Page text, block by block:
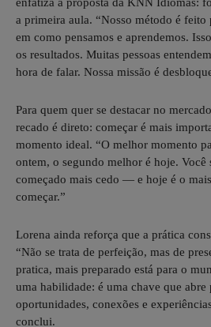
a primeira aula. “Nosso método é feito
em como pensamos e aprendemos.
os resultados. Muitas pessoas
hora de falar. Nossa missão é
Para quem quer se destacar no
recado é direto: começar é mais
momento ideal. “O melhor momento
ontem, o segundo melhor é hoje. Você
começado mais cedo — e hoje é o
começar.”
Lorena ainda reforça que a prática
“Não se trata de perfeição, mas de
pratica, mais preparado está para o
uma habilidade: é uma chave que abre
oportunidades, conexões e
conclui.